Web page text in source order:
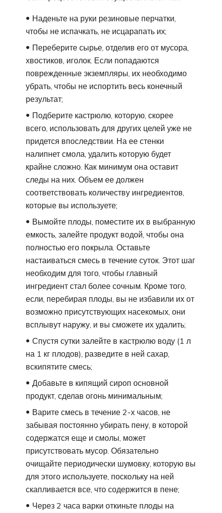
Наденьте на руки резиновые перчатки,
чтобы не испачкать, не исцарапать их;
Переберите сырье, отделив его от мусора,
хвостиков, иголок. Если попадаются
поврежденные экземпляры, их необходимо
убрать, чтобы не испортить весь конечный
результат;
Подберите кастрюлю, которую, скорее
всего, использовать для других целей уже не
придется впоследствии. На ее стенки
налипнет смола, удалить которую будет
крайне сложно. Как минимум она оставит
следы на них. Объем ее должен
соответствовать количеству ингредиентов,
которые вы используете;
Вымойте плоды, поместите их в выбранную
емкость, залейте продукт водой, чтобы она
полностью его покрыла. Оставьте
настаиваться смесь в течение суток. Этот шаг
необходим для того, чтобы главный
ингредиент стал более сочным. Кроме того,
если, перебирая плоды, вы не избавили их от
возможно присутствующих насекомых, они
всплывут наружу, и вы сможете их удалить;
Спустя сутки залейте в кастрюлю воду (1 л
на 1 кг плодов), разведите в ней сахар,
вскипятите смесь;
Добавьте в кипящий сироп основной
продукт, сделав огонь минимальным;
Варите смесь в течение 2-х часов, не
забывая постоянно убирать пену, в которой
содержатся еще и смолы, может
присутствовать мусор. Обязательно
очищайте периодически шумовку, которую вы
для этого используете, поскольку на ней
скапливается все, что содержится в пене;
Через 2 часа варки откиньте плоды на